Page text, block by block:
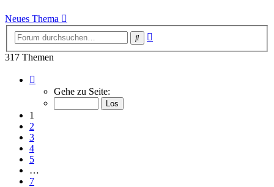
Neues Thema
Suche
317 Themen
von
Gehe zu Seite:
1
2
3
4
5
…
7